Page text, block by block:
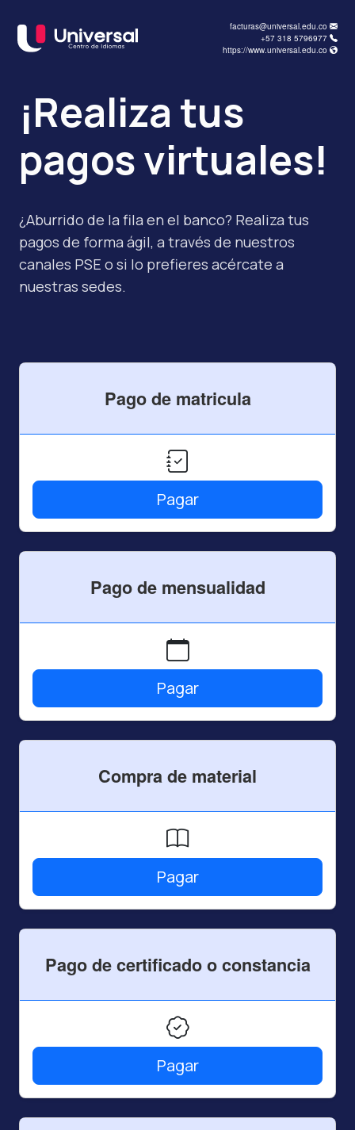
facturas@universal.edu.co
+57 318 5796977
https://www.universal.edu.co
¡Realiza tus
pagos virtuales!
¿Aburrido de la fila en el banco? Realiza tus
pagos de forma ágil, a través de nuestros
canales PSE o si lo prefieres acércate a
nuestras sedes.
Pago de matricula
Pagar
Pago de mensualidad
Pagar
Compra de material
Pagar
Pago de certificado o constancia
Pagar